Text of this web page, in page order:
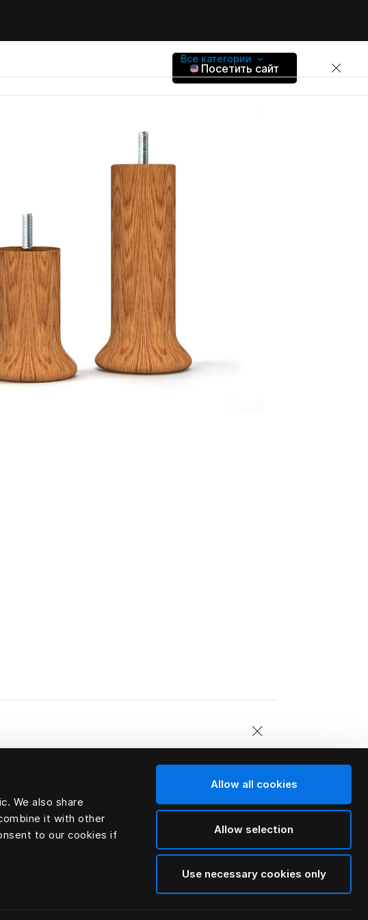
We also share
it with other
to our cookies if
Allow all cookies
Allow selection
Use necessary cookies only
Все категории
Посетить сайт